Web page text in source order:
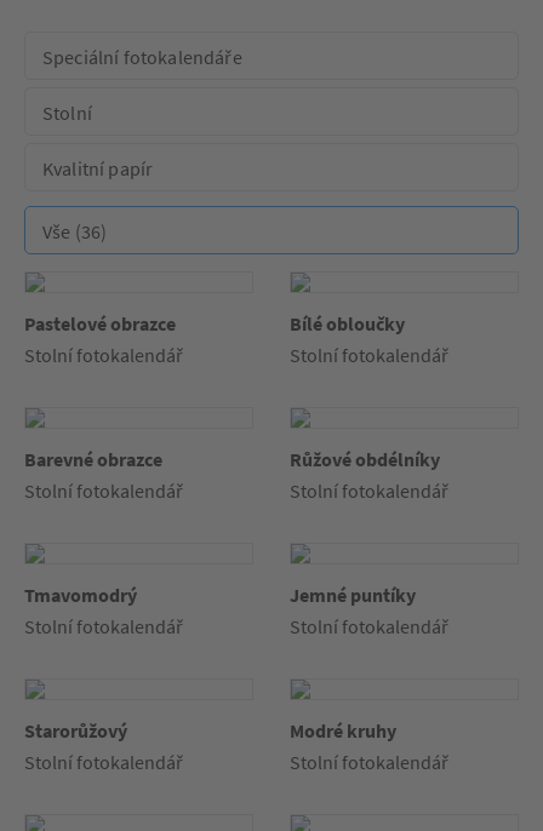
Pastelové obrazce
Stolní fotokalendář
Bílé obloučky
Stolní fotokalendář
Barevné obrazce
Stolní fotokalendář
Růžové obdélníky
Stolní fotokalendář
Tmavomodrý
Stolní fotokalendář
Jemné puntíky
Stolní fotokalendář
Starorůžový
Stolní fotokalendář
Modré kruhy
Stolní fotokalendář